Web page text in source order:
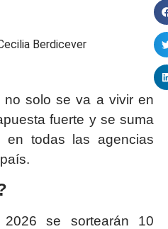
Berdicever
no solo se va a vivir en
fuerte y se suma
en todas las agencias
se sortearán 10